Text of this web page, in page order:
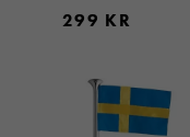
299 KR